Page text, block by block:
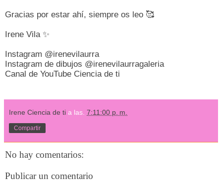
Gracias por estar ahí, siempre os leo 🥰
Irene Vila ✨
Instagram @irenevilaurra
Instagram de dibujos @irenevilaurragaleria
Canal de YouTube Ciencia de ti
Irene Ciencia de ti a las. 7:11:00 p. m.
Compartir
No hay comentarios:
Publicar un comentario